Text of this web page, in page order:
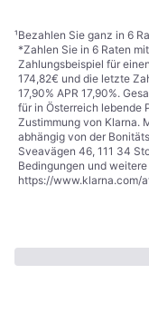
¹Bezahlen Sie ganz in 6
*Zahlen Sie in 6 Raten
Zahlungsbeispiel für
174,82€ und die letzte
17,90% APR 17,90%.
für in Österreich lebende
Zustimmung von Klarna.
abhängig von der
Sveavägen 46, 111 34
Bedingungen und
https://www.klarna.com/